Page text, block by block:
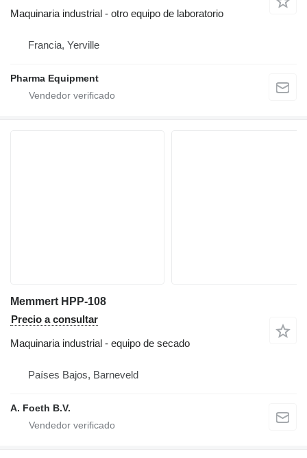
Maquinaria industrial - otro equipo de laboratorio
Francia, Yerville
Pharma Equipment
Memmert HPP-108
Precio a consultar
Maquinaria industrial - equipo de secado
Países Bajos, Barneveld
A. Foeth B.V.